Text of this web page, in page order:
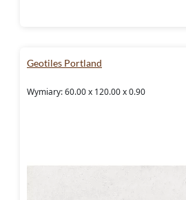
Geotiles Portland
Wymiary: 60.00 x 120.00 x 0.90